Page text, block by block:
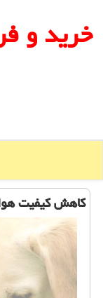
خرید و
كاهش كیفیت